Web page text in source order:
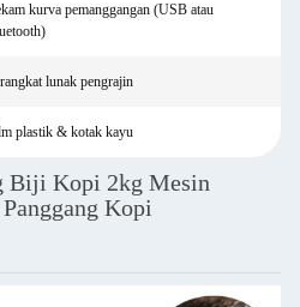
kurva pemanggangan (USB atau
lunak pengrajin
plastik & kotak kayu
Biji Kopi 2kg Mesin
Kopi